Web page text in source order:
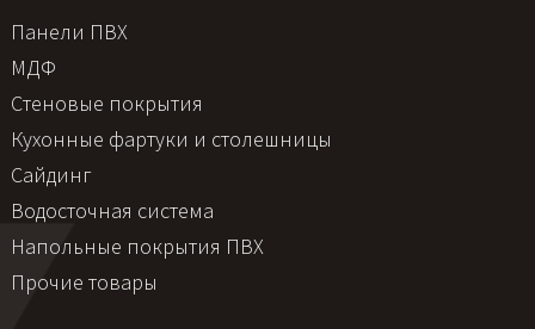
Панели ПВХ
МДФ
Стеновые покрытия
Кухонные фартуки и столешницы
Сайдинг
Водосточная система
Напольные покрытия ПВХ
Прочие товары